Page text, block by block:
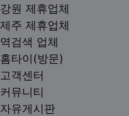
강원 제휴업체
제주 제휴업체
역검색 업체
홈타이(방문)
고객센터
커뮤니티
자유게시판